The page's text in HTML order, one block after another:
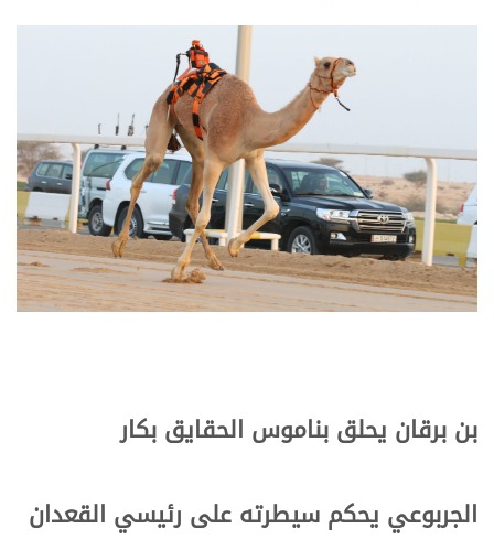
بن برقان يحلق بناموس الحقايق بكار
الجربوعي يحكم سيطرته على رئيسي القعدان